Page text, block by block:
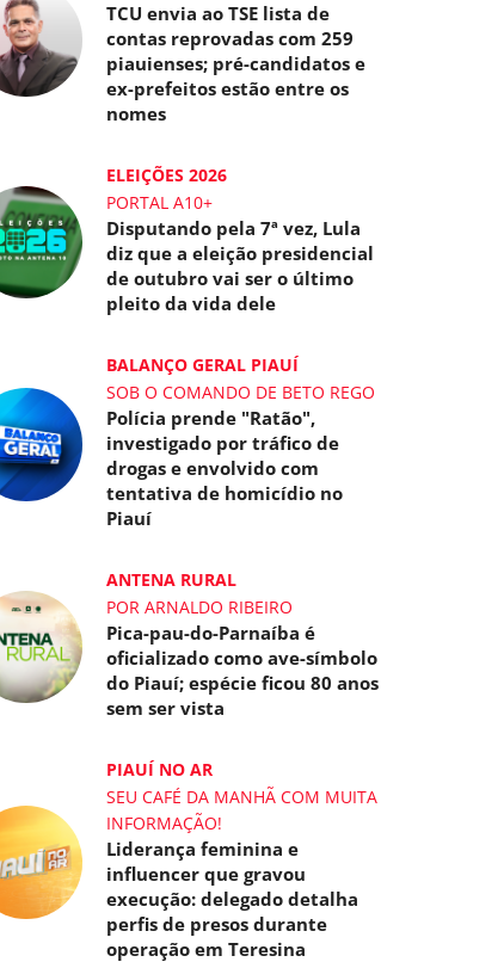
TCU envia ao TSE lista de
contas reprovadas com 259
piauienses; pré-candidatos e
ex-prefeitos estão entre os
nomes
ELEIÇÕES 2026
PORTAL A10+
Disputando pela 7ª vez, Lula
diz que a eleição presidencial
de outubro vai ser o último
pleito da vida dele
BALANÇO GERAL PIAUÍ
SOB O COMANDO DE BETO REGO
Polícia prende "Ratão",
investigado por tráfico de
drogas e envolvido com
tentativa de homicídio no
Piauí
ANTENA RURAL
POR ARNALDO RIBEIRO
Pica-pau-do-Parnaíba é
oficializado como ave-símbolo
do Piauí; espécie ficou 80 anos
sem ser vista
PIAUÍ NO AR
SEU CAFÉ DA MANHÃ COM MUITA
INFORMAÇÃO!
Liderança feminina e
influencer que gravou
execução: delegado detalha
perfis de presos durante
operação em Teresina